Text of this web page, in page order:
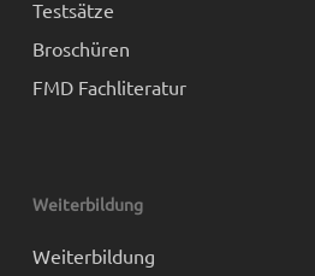
Testsätze
Broschüren
FMD Fachliteratur
Weiterbildung
Weiterbildung